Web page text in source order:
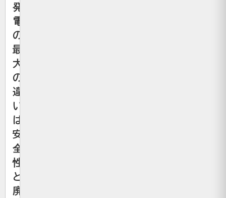
発
電
の
最
大
の
違
い
は
安
全
性
と
廃